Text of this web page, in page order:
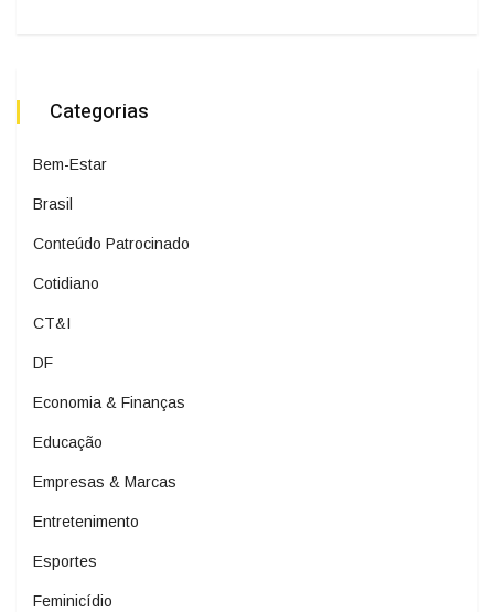
Categorias
Bem-Estar
Brasil
Conteúdo Patrocinado
Cotidiano
CT&I
DF
Economia & Finanças
Educação
Empresas & Marcas
Entretenimento
Esportes
Feminicídio